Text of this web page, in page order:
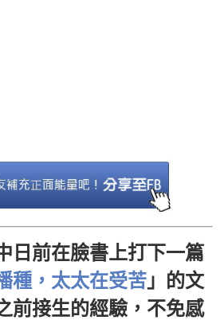
日前在臉書上打下一篇
種，太太在受苦」的文
前接生的經驗，不免感